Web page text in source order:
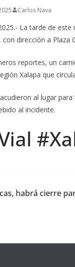
Carlos Nava
La tarde de
dirección a Plaza
reportes, un
Xalapa que
al lugar
al incidente.
habrá cierre